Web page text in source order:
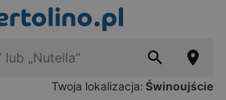
Twoja lokalizacja: Świnoujście